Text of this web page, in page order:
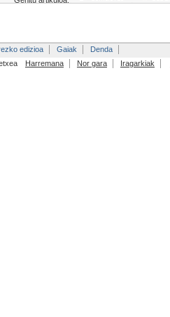
edizioa Gaiak
Denda
Harremana Nor gara Iragarkiak